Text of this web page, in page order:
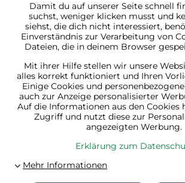
Österreich
Damit du auf unserer Seite schnell
suchst, weniger klicken musst und
siehst, die dich nicht interessiert,
Einverständnis zur Verarbeitung von
Dateien, die in deinem Browser
Mit ihrer Hilfe stellen wir unsere
alles korrekt funktioniert und Ihren
Einige Cookies und
auch zur Anzeige personalisierter
Auf die Informationen aus den Cookies
Zugriff und nutzt diese zur
angezeigten Werbung.
Erklärung zum